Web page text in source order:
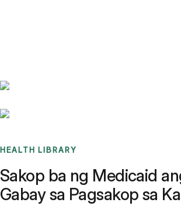
HEALTH LIBRARY
Sakop ba ng Medicaid
Gabay sa Pagsakop sa